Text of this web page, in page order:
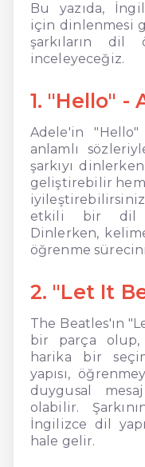
Bu yazıda,
için dinlenmesi
şarkıların dil
inceleyeceğiz.
1. "Hello" -
Adele'in "Hello"
anlamlı
şarkıyı
geliştirebilir
etkili bir dil
Dinlerken,
öğrenme
2. "Let It
The Beatles'ın
bir parça
harika bir
yapısı,
duygusal
olabilir.
İngilizce dil
hale gelir.